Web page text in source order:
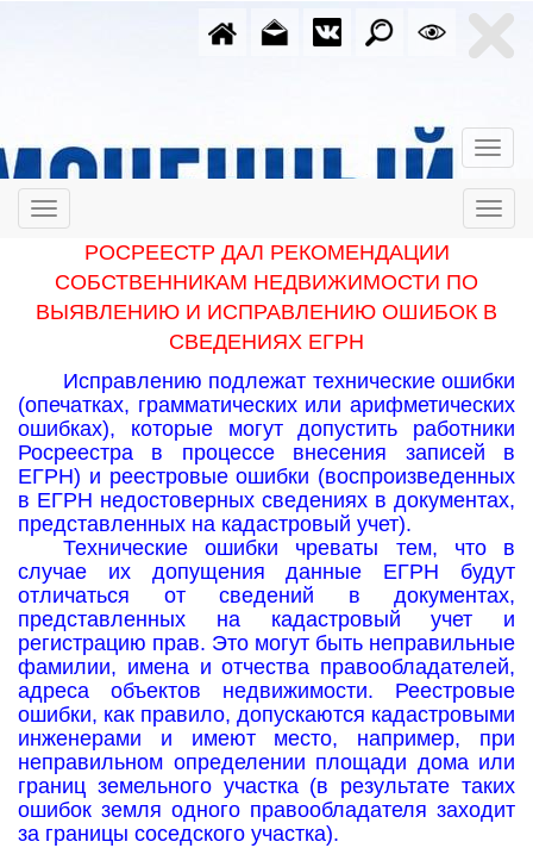
РОСРЕЕСТР ДАЛ РЕКОМЕНДАЦИИ
СОБСТВЕННИКАМ НЕДВИЖИМОСТИ ПО
ВЫЯВЛЕНИЮ И ИСПРАВЛЕНИЮ ОШИБОК В
СВЕДЕНИЯХ ЕГРН
Исправлению подлежат технические ошибки
(опечатках, грамматических или арифметических
ошибках), которые могут допустить работники
Росреестра в процессе внесения записей в
ЕГРН) и реестровые ошибки (воспроизведенных
в ЕГРН недостоверных сведениях в документах,
представленных на кадастровый учет).
Технические ошибки чреваты тем, что в
случае их допущения данные ЕГРН будут
отличаться от сведений в документах,
представленных на кадастровый учет и
регистрацию прав. Это могут быть неправильные
фамилии, имена и отчества правообладателей,
адреса объектов недвижимости. Реестровые
ошибки, как правило, допускаются кадастровыми
инженерами и имеют место, например, при
неправильном определении площади дома или
границ земельного участка (в результате таких
ошибок земля одного правообладателя заходит
за границы соседского участка).